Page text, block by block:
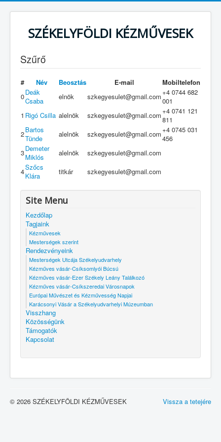
SZÉKELYFÖLDI KÉZMŰVESEK
Szűrő
# Név Beosztás E-mail
Mobiltelefon
0Deák
Csaba
elnök szkegyesulet@gmail.com +4 0744 682
001
1 Rigó Csilla alelnök szkegyesulet@gmail.com +4 0741 121
811
2Bartos
Tünde
alelnök szkegyesulet@gmail.com +4 0745 031
456
3Demeter
Miklós
alelnök
szkegyesulet@gmail.com
4Szőcs
Klára
titkár szkegyesulet@gmail.com
Site Menu
Kezdőlap
Tagjaink
Kézművesek
Mesterségek szerint
Rendezvényeink
Mesterségek Utcája Székelyudvarhely
Kézműves vásár-Csíksomlyói Búcsú
Kézműves vásár-Ezer Székely Leány Találkozó
Kézműves vásár-Csíkszeredai Városnapok
Európai Művészet és Kézművesség Napjai
Karácsonyi Vásár a Székelyudvarhelyi Múzeumban
Visszhang
Közösségünk
Támogatók
Kapcsolat
Vissza a tetejére
© 2026 SZÉKELYFÖLDI KÉZMŰVESEK